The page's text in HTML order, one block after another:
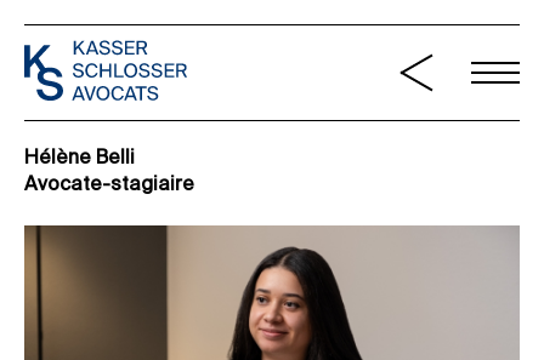
Hélène Belli
Avocate-stagiaire